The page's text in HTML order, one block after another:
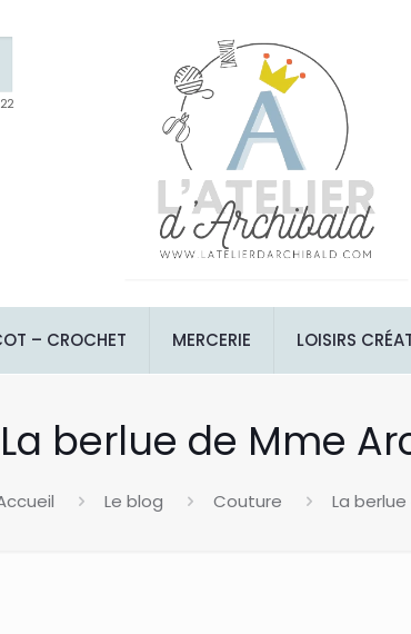
– CROCHET MERCERIE LOISIRS
La berlue de Mme
Le blog Couture La